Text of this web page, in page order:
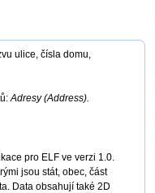
ulice, čísla domu,
Adresy (Address).
pro ELF ve verzi 1.0.
jsou stát, obec, část
Data obsahují také 2D